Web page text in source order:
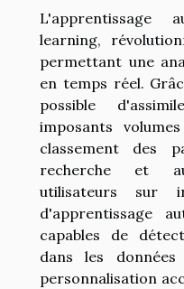
L'apprentissage
learning,
permettant une
en temps réel.
possible
imposants
classement des
recherche et
utilisateurs sur
d'apprentissage
capables de
dans les
personnalisation